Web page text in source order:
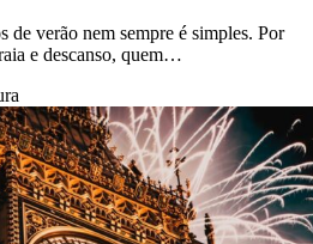
de verão nem sempre é simples. Por
e descanso, quem…